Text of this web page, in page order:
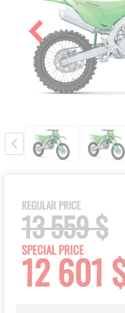
beginning
images
gallery
SPECIAL PRICE
12 601
REGULAR PRICE
13 559 $